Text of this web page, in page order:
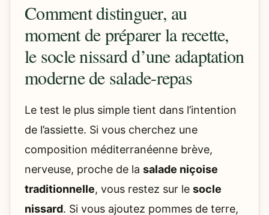
Comment distinguer, au
moment de préparer la recette,
le socle nissard d’une adaptation
moderne de salade-repas
Le test le plus simple tient dans l’intention
de l’assiette. Si vous cherchez une
composition méditerranéenne brève,
nerveuse, proche de la salade niçoise
traditionnelle, vous restez sur le socle
nissard. Si vous ajoutez pommes de terre,